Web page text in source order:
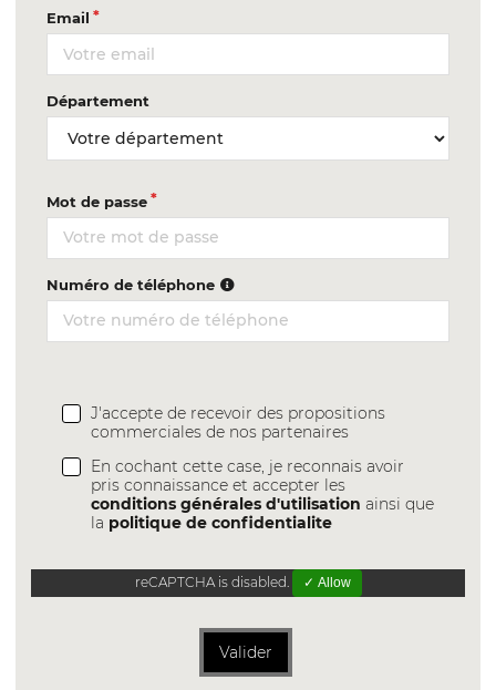
Email
Département
Mot de passe
Numéro de téléphone
J'accepte de recevoir des propositions
commerciales de nos partenaires
En cochant cette case, je reconnais avoir
pris connaissance et accepter les
conditions générales d'utilisation ainsi que
la politique de confidentialite
reCAPTCHA is disabled. ✓ Allow
Valider